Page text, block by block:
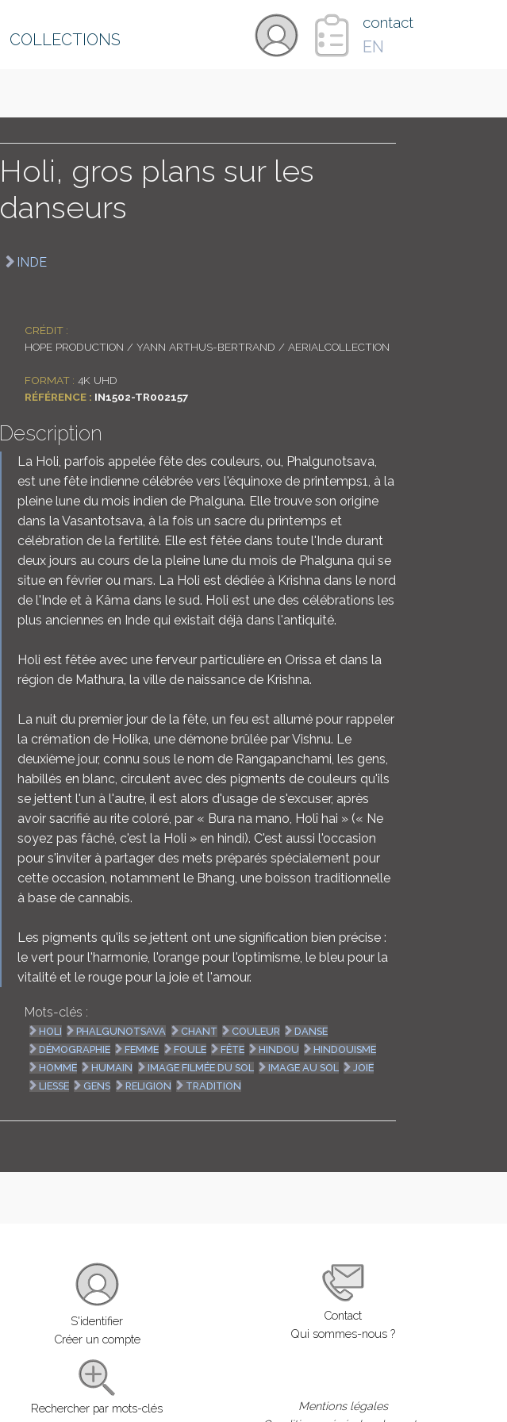
COLLECTIONS
contact
EN
Holi, gros plans sur les
danseurs
INDE
CRÉDIT :
HOPE PRODUCTION / YANN ARTHUS-BERTRAND / AERIALCOLLECTION
FORMAT : 4K UHD
RÉFÉRENCE : IN1502-TR002157
Description
La Holi, parfois appelée fête des couleurs, ou, Phalgunotsava,
est une fête indienne célébrée vers l'équinoxe de printemps1, à la
pleine lune du mois indien de Phalguna. Elle trouve son origine
dans la Vasantotsava, à la fois un sacre du printemps et
célébration de la fertilité. Elle est fêtée dans toute l'Inde durant
deux jours au cours de la pleine lune du mois de Phalguna qui se
situe en février ou mars. La Holi est dédiée à Krishna dans le nord
de l'Inde et à Kâma dans le sud. Holi est une des célébrations les
plus anciennes en Inde qui existait déjà dans l'antiquité.
Holi est fêtée avec une ferveur particulière en Orissa et dans la
région de Mathura, la ville de naissance de Krishna.
La nuit du premier jour de la fête, un feu est allumé pour rappeler
la crémation de Holika, une démone brûlée par Vishnu. Le
deuxième jour, connu sous le nom de Rangapanchami, les gens,
habillés en blanc, circulent avec des pigments de couleurs qu'ils
se jettent l'un à l'autre, il est alors d'usage de s'excuser, après
avoir sacrifié au rite coloré, par « Bura na mano, Holî hai » (« Ne
soyez pas fâché, c'est la Holi » en hindi). C'est aussi l'occasion
pour s'inviter à partager des mets préparés spécialement pour
cette occasion, notamment le Bhang, une boisson traditionnelle
à base de cannabis.
Les pigments qu'ils se jettent ont une signification bien précise :
le vert pour l'harmonie, l'orange pour l'optimisme, le bleu pour la
vitalité et le rouge pour la joie et l'amour.
Mots-clés :
HOLI PHALGUNOTSAVA CHANT COULEUR
DANSE
DÉMOGRAPHIE
FEMME FOULE FÊTE HINDOU
HINDOUISME
HOMME
HUMAIN IMAGE FILMÉE DU SOL IMAGE AU SOL
JOIE
LIESSE
GENS RELIGION TRADITION
S'identifier
Créer un compte
Rechercher par mots-clés
Contact
Qui sommes-nous ?
Mentions légales